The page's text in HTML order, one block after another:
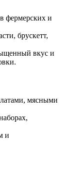
фермерских и
брускетт,
вкус и
мясными
и